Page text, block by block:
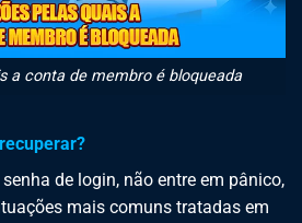
a conta de membro é bloqueada
de login, não entre em pânico,
mais comuns tratadas em